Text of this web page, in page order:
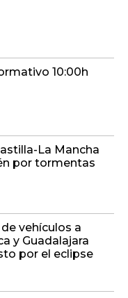
10:00h
La Mancha
por tormentas
vehículos a
y Guadalajara
por el eclipse